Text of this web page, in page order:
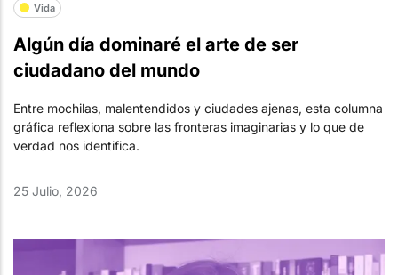
Vida
Algún día dominaré el arte de ser
ciudadano del mundo
Entre mochilas, malentendidos y ciudades ajenas, esta columna
gráfica reflexiona sobre las fronteras imaginarias y lo que de
verdad nos identifica.
25 Julio, 2026